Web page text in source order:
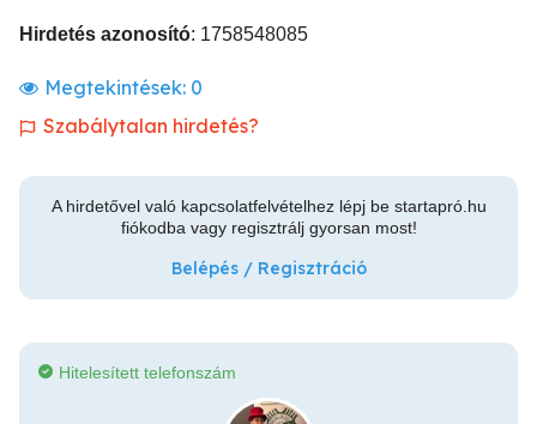
Hirdetés azonosító: 1758548085
Megtekintések: 0
Szabálytalan hirdetés?
A hirdetővel való kapcsolatfelvételhez lépj be startapró.hu
fiókodba vagy regisztrálj gyorsan most!
Belépés / Regisztráció
Hitelesített telefonszám